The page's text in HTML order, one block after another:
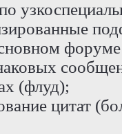
(флуд);
цитат